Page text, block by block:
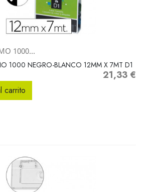
Vista rápida
1000...
1000 NEGRO-BLANCO 12MM X 7MT D1
Precio
21,33 €
carrito